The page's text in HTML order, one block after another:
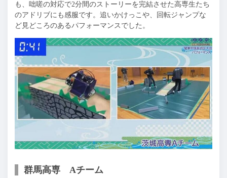
も、咄嗟の対応で2分間のストーリーを完結させた高専生たち
のアドリブにも感服です。追いかけっこや、回転ジャンプな
ど見どころのあるパフォーマンスでした。
群馬高専 Aチーム